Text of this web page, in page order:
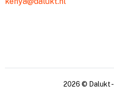
2026 © Dalukt -